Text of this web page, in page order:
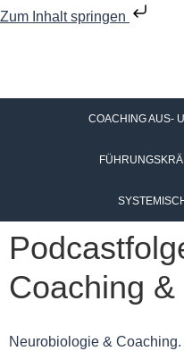
Zum Inhalt springen
COACHING AUS-
Coaching
Neurobiologie & Coaching.